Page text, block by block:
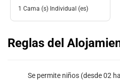
1 Cama (s) Individual (es)
Reglas del
Se permite niños (desde 02